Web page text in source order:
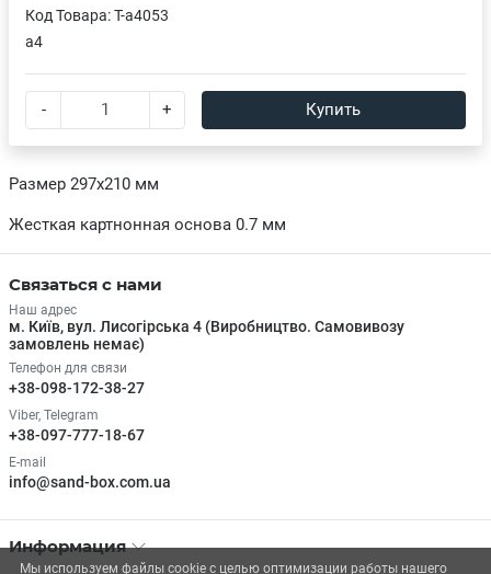
Размер 297х210 мм
Жесткая картнонная основа 0.7 мм
Код Товара:T-a4053
a4
- + Купить
Связаться с нами
Наш адрес
м. Київ, вул. Лисогірська 4 (Виробництво. Самовивозу
замовлень немає)
Телефон для связи
+38-098-172-38-27
Viber, Telegram
+38-097-777-18-67
E-mail
info@sand-box.com.ua
Информация
Мы используем файлы cookie с целью оптимизации работы нашего